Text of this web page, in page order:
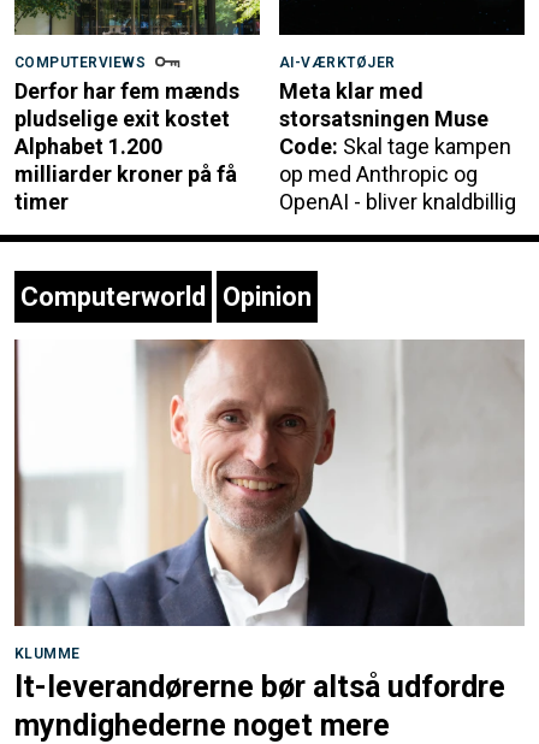
COMPUTERVIEWS
Derfor har fem mænds
pludselige exit kostet
Alphabet 1.200
milliarder kroner på få
timer
AI-VÆRKTØJER
Meta klar med
storsatsningen Muse
Code: Skal tage kampen
op med Anthropic og
OpenAI - bliver knaldbillig
Computerworld Opinion
KLUMME
It-leverandørerne bør altså udfordre
myndighederne noget mere